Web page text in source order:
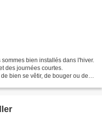
bien installés dans l'hiver.
des journées courtes.
bien se vêtir, de bouger ou de